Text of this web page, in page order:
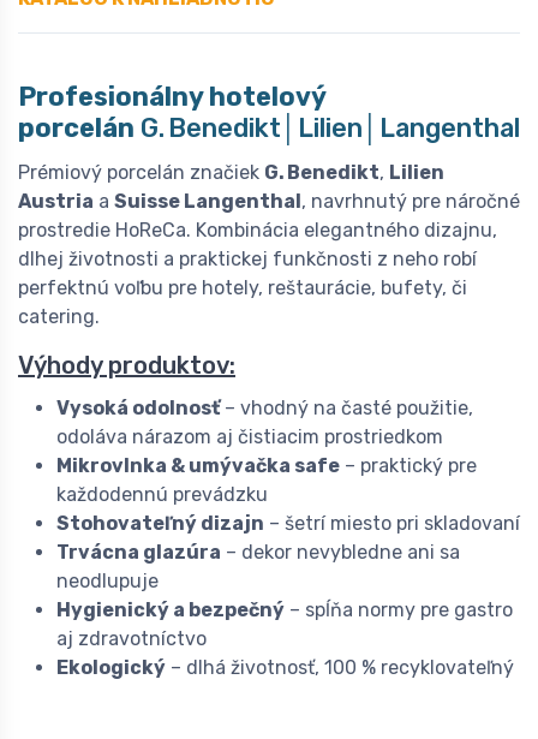
Profesionálny hotelový
porcelán G. Benedikt│Lilien│Langenthal
Prémiový porcelán značiek G. Benedikt, Lilien
Austria a Suisse Langenthal , navrhnutý pre náročné
prostredie HoReCa. Kombinácia elegantného dizajnu,
dlhej životnosti a praktickej funkčnosti z neho robí
perfektnú voľbu pre hotely, reštaurácie, bufety, či
catering.
Výhody produktov:
Vysoká odolnosť– vhodný na časté použitie,
odoláva nárazom aj čistiacim prostriedkom
Mikrovlnka & umývačka safe – praktický pre
každodennú prevádzku
Stohovateľný dizajn – šetrí miesto pri skladovaní
Trvácna glazúra – dekor nevybledne ani sa
neodlupuje
Hygienický a bezpečný – spĺňa normy pre gastro
aj zdravotníctvo
Ekologický – dlhá životnosť, 100 % recyklovateľný